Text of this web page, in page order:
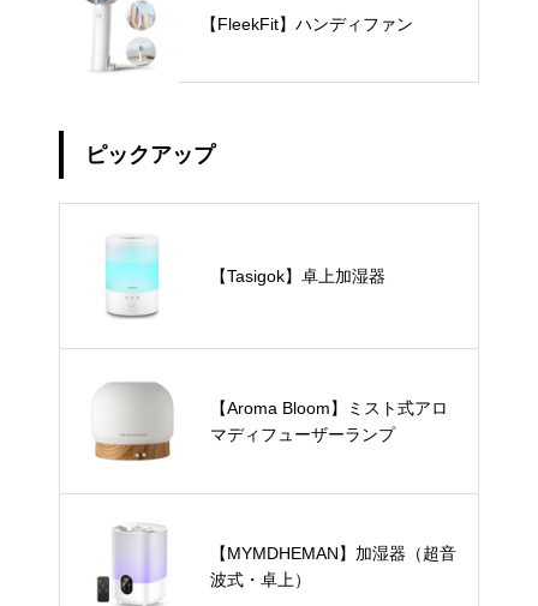
【FleekFit】ハンディファン
ピックアップ
【Tasigok】卓上加湿器
【Aroma Bloom】ミスト式アロ
マディフューザーランプ
【MYMDHEMAN】加湿器（超音
波式・卓上）